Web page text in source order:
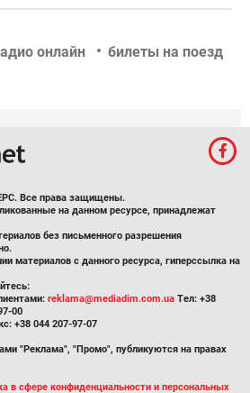
онлайн билеты на поезд
Все права защищены.
на данном ресурсе, принадлежат
без письменного разрешения
материалов с данного ресурса, гиперссылка на
reklama@mediadim.com.ua Тел: +38
00
+38 044 207-97-07
"Реклама", "Промо", публикуются на правах
в сфере конфиденциальности и персональных